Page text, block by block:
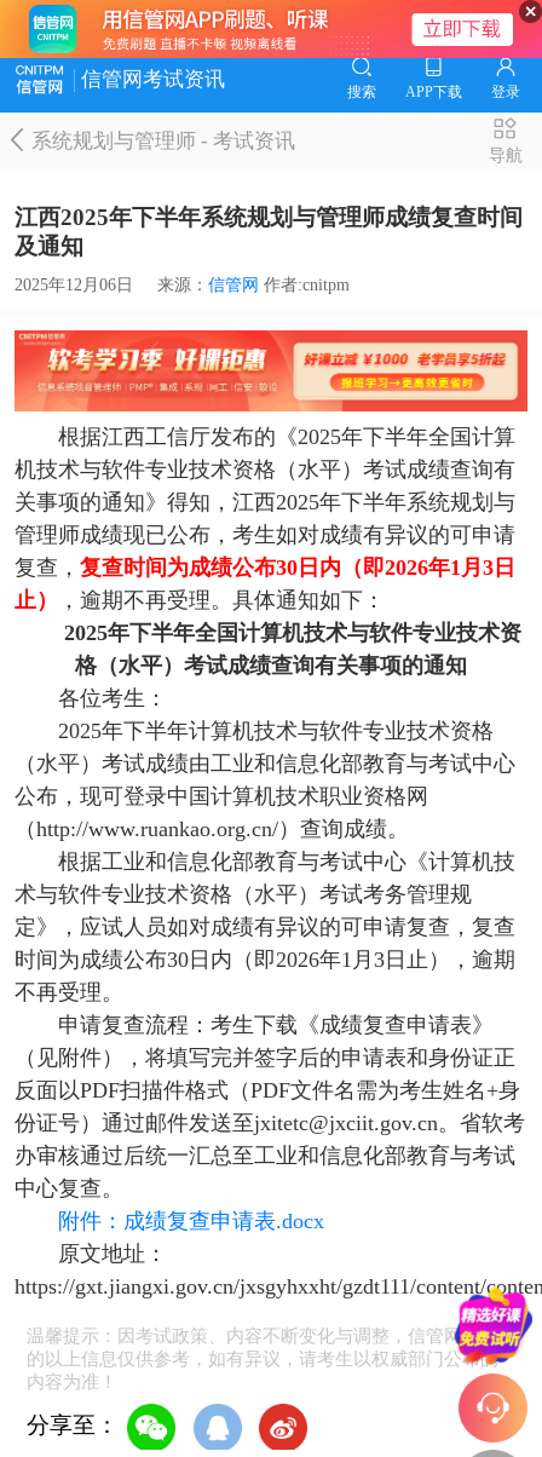
信管网考试资讯
搜索 APP下载 登录
系统规划与管理师-考试资讯
导航
江西2025年下半年系统规划与管理师成绩复查时间
及通知
2025年12月06日 来源： 信管网 作者:cnitpm
根据江西工信厅发布的《2025年下半年全国计算
机技术与软件专业技术资格（水平）考试成绩查询有
关事项的通知》得知，江西2025年下半年系统规划与
管理师成绩现已公布，考生如对成绩有异议的可申请
复查， 复查时间为成绩公布30日内（即2026年1月3日
止）
，逾期不再受理。具体通知如下：
2025年下半年全国计算机技术与软件专业技术资
格（水平）考试成绩查询有关事项的通知
各位考生：
2025年下半年计算机技术与软件专业技术资格
（水平）考试成绩由工业和信息化部教育与考试中心
公布，现可登录中国计算机技术职业资格网
（http://www.ruankao.org.cn/）查询成绩。
根据工业和信息化部教育与考试中心《计算机技
术与软件专业技术资格（水平）考试考务管理规
定》，应试人员如对成绩有异议的可申请复查，复查
时间为成绩公布30日内（即2026年1月3日止），逾期
不再受理。
申请复查流程：考生下载《成绩复查申请表》
（见附件），将填写完并签字后的申请表和身份证正
反面以PDF扫描件格式（PDF文件名需为考生姓名+身
份证号）通过邮件发送至jxitetc@jxciit.gov.cn。省软考
办审核通过后统一汇总至工业和信息化部教育与考试
中心复查。
附件：成绩复查申请表.docx
原文地址：
https://gxt.jiangxi.gov.cn/jxsgyhxxht/gzdt111/content/
温馨提示：因考试政策、内容不断变化与调整，信管网提供
的以上信息仅供参考，如有异议，请考生以权威部门公布的
内容为准！
分享至：